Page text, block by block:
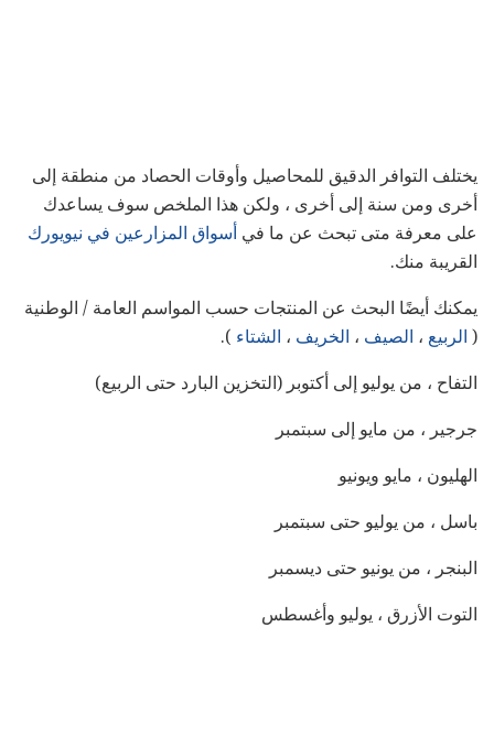
يختلف التوافر الدقيق للمحاصيل وأوقات الحصاد من منطقة إلى
أخرى ومن سنة إلى أخرى ، ولكن هذا الملخص سوف يساعدك
على معرفة متى تبحث عن ما في أسواق المزارعين في نيويورك
القريبة منك.
يمكنك أيضًا البحث عن المنتجات حسب المواسم العامة / الوطنية
( الربيع ، الصيف ، الخريف ، الشتاء ).
التفاح ، من يوليو إلى أكتوبر (التخزين البارد حتى الربيع)
جرجير ، من مايو إلى سبتمبر
الهليون ، مايو ويونيو
باسل ، من يوليو حتى سبتمبر
البنجر ، من يونيو حتى ديسمبر
التوت الأزرق ، يوليو وأغسطس